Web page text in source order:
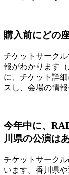
購入前にどの
チケットサーク
報がわかります
に、チケット詳
スし、会場の情
今年中に、
川県の公演は
チケットサーク
います。香川県